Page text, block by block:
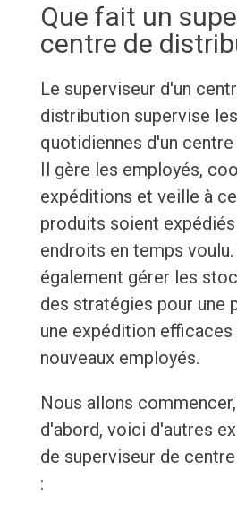
Que fait un
centre de
Le superviseur d'un
distribution supervise
quotidiennes d'un
Il gère les employés,
expéditions et veille à
produits soient
endroits en temps
également gérer les
des stratégies pour une
une expédition
nouveaux employés.
Nous allons
d'abord, voici d'autres
de superviseur de
: